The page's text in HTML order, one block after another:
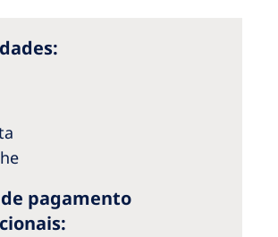
of America
pagamento